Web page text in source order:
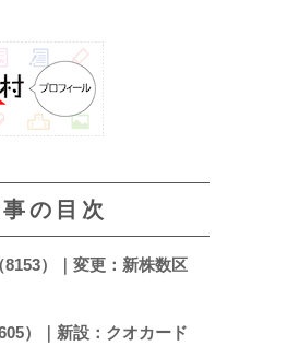
の目次
）｜変更：新株数区
）｜新設：クオカード